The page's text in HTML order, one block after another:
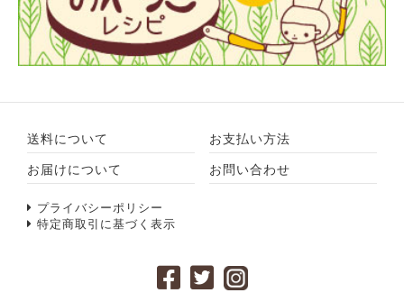
送料について お支払い方法
お届けについて お問い合わせ
プライバシーポリシー
特定商取引に基づく表示